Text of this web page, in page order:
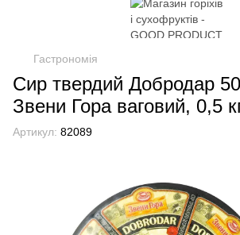
Гастрономія
Сир твердий Добродар
Звени Гора ваговий, 0,5
Артикул: 82089